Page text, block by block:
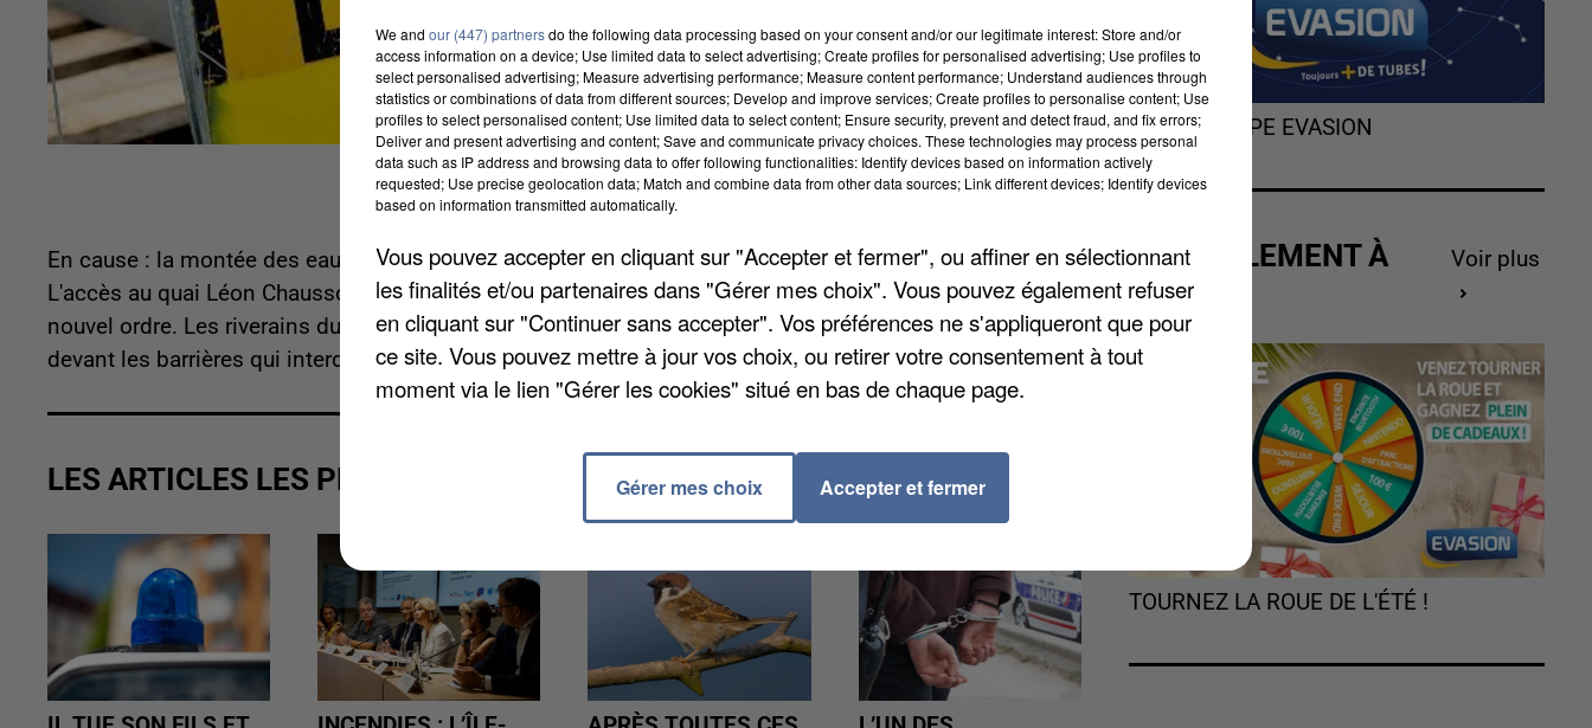
En cause : la montée des eaux ces derniers jours et la menace d'inondation au niveau de la Seine.
L'accès au quai Léon Chausson et aux chemins de halage de Montalet et Rangiport est interdit jusqu'à
nouvel ordre. Les riverains du quai Léon Chausson doivent laisser leur véhicule en stationnement
devant les barrières qui interdisent l'accès aux portions de voies impraticables, précise la mairie.
LES ARTICLES LES PLUS VUS
L'HOROSCOPE EVASION
ACTUELLEMENT À
GAGNER
Voir plus
TOURNEZ LA ROUE DE L'ÉTÉ !
We and our (447) partnersdo the following data processing based on your consent and/or our legitimate interest: Store and/or
access information on a device; Use limited data to select advertising; Create profiles for personalised advertising; Use profiles to
select personalised advertising; Measure advertising performance; Measure content performance; Understand audiences through
statistics or combinations of data from different sources; Develop and improve services; Create profiles to personalise content; Use
profiles to select personalised content; Use limited data to select content; Ensure security, prevent and detect fraud, and fix errors;
Deliver and present advertising and content; Save and communicate privacy choices. These technologies may process personal
data such as IP address and browsing data to offer following functionalities: Identify devices based on information actively
requested; Use precise geolocation data; Match and combine data from other data sources; Link different devices; Identify devices
based on information transmitted automatically.
Vous pouvez accepter en cliquant sur "Accepter et fermer", ou affiner en sélectionnant
les finalités et/ou partenaires dans "Gérer mes choix". Vous pouvez également refuser
en cliquant sur "Continuer sans accepter". Vos préférences ne s'appliqueront que pour
ce site. Vous pouvez mettre à jour vos choix, ou retirer votre consentement à tout
moment via le lien "Gérer les cookies" situé en bas de chaque page.
Gérer mes choix Accepter et fermer